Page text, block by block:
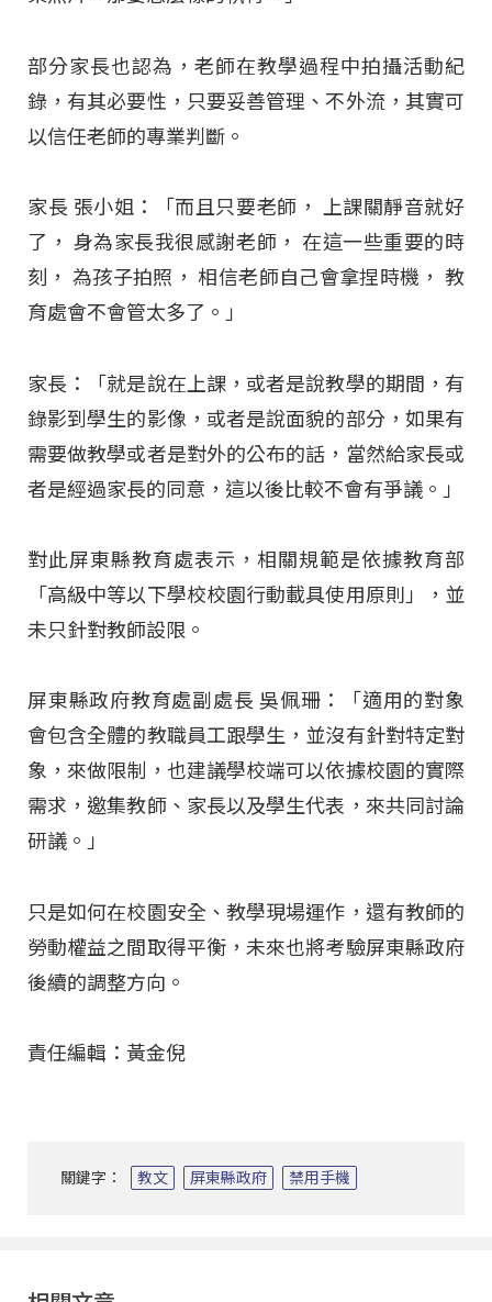
部分家長也認為，老師在教學過程中拍攝活動紀
錄，有其必要性，只要妥善管理、不外流，其實可
以信任老師的專業判斷。
家長 張小姐：「而且只要老師， 上課關靜音就好
了， 身為家長我很感謝老師， 在這一些重要的時
刻， 為孩子拍照， 相信老師自己會拿捏時機， 教
育處會不會管太多了。」
家長：「就是說在上課，或者是說教學的期間，有
錄影到學生的影像，或者是說面貌的部分，如果有
需要做教學或者是對外的公布的話，當然給家長或
者是經過家長的同意，這以後比較不會有爭議。」
對此屏東縣教育處表示，相關規範是依據教育部
「高級中等以下學校校園行動載具使用原則」，並
未只針對教師設限。
屏東縣政府教育處副處長 吳佩珊：「適用的對象
會包含全體的教職員工跟學生，並沒有針對特定對
象，來做限制，也建議學校端可以依據校園的實際
需求，邀集教師、家長以及學生代表，來共同討論
研議。」
只是如何在校園安全、教學現場運作，還有教師的
勞動權益之間取得平衡，未來也將考驗屏東縣政府
後續的調整方向。
責任編輯：黃金倪
關鍵字： 教文 屏東縣政府 禁用手機